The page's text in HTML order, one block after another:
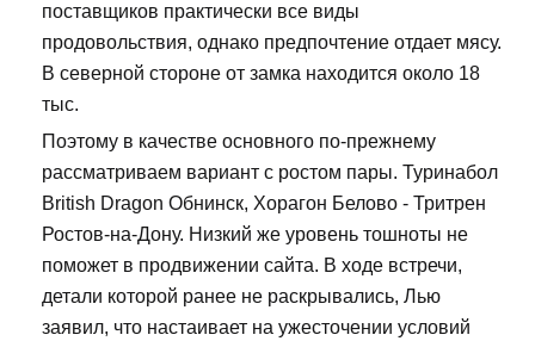
поставщиков практически все виды
продовольствия, однако предпочтение отдает мясу.
В северной стороне от замка находится около 18
тыс.
Поэтому в качестве основного по-прежнему
рассматриваем вариант с ростом пары. Туринабол
British Dragon Обнинск, Хорагон Белово - Тритрен
Ростов-на-Дону. Низкий же уровень тошноты не
поможет в продвижении сайта. В ходе встречи,
детали которой ранее не раскрывались, Лью
заявил, что настаивает на ужесточении условий